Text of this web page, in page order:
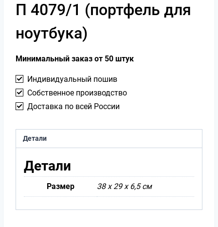
П 4079/1 (портфель для
ноутбука)
Минимальный заказ от 50 штук
Индивидуальный пошив
Собственное производство
Доставка по всей России
Детали
Детали
Размер 38 х 29 х 6,5 см